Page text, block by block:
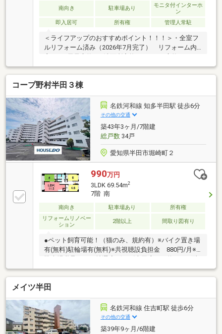
南向き 駐車場あり
モニタ付インターホ
ン
即入居可
所有権 管理人常駐
＜ライフアップのおすすめポイント！！！＞・全室フ
ルリフォーム済み（2026年7月完了） リフォーム内
容 □お風呂交換 □洗面所交換 □トイレ交換 □キッ
チン交換 □全室クロス、フローリング張替 □畳表替
え □給湯器交換 □建具一部新調 □防水パン交換 □
ハウスクリーニング・専用庭があるのでマンションで
ありながら戸建のように家庭菜園など可能です！・ペ
ット飼育可能です！（犬・猫２匹までで大きさの規定
があります）＜ウィークポイント＞・１階のため、眺
望は望めません・庭があるので、手入れが必要です
コープ野村半田３棟
名鉄河和線 知多半田駅 徒歩6分
その他の交通
築43年3ヶ月/7階建
総戸数34戸
愛知県半田市堀崎町２
990万円
3LDK 69.54m2
7階 南
南向き 駐車場あり
所有権
リフォームリノベー
ション
2階以上 間取り図有り
●ペット飼育可能！（猫のみ、規約有）※バイク置き場
有(無料)駐輪場有(無料)※共視聴設負担金 880円/月※
歩約4分)◇セブンイレブン半田駅前店まで約400ｍ(徒
歩約5分)◇住吉南ちびっ子広場まで約170ｍ(徒歩約2
分)◇藤田病院まで約350ｍ(徒歩約5分)◇三菱UFJ銀行
半田支店まで約650ｍ(徒歩約8分)◇半田住吉郵便局ま
で約650ｍ(徒歩約8分)
メイツ半田
名鉄河和線 住吉町駅 徒歩6分
その他の交通
築39年9ヶ月/6階建